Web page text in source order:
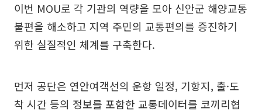
이번 MOU로 각 기관의 역량을 모아 신안군 해양교통
불편을 해소하고 지역 주민의 교통편의를 증진하기
위한 실질적인 체계를 구축한다.
먼저 공단은 연안여객선의 운항 일정, 기항지, 출·도
착 시간 등의 정보를 포함한 교통데이터를 코끼리협